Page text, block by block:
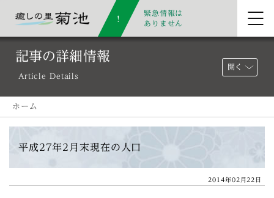
緊急情報は
ありません
記事の詳細情報
Article Details
開く
ホーム
平成27年2月末現在の人口
2014年02月22日